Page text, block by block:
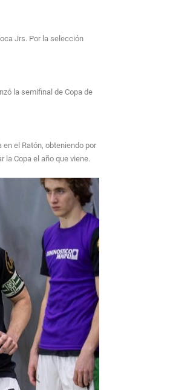
Jrs. Por la selección
la semifinal de Copa de
el Ratón, obteniendo por
la Copa el año que viene.